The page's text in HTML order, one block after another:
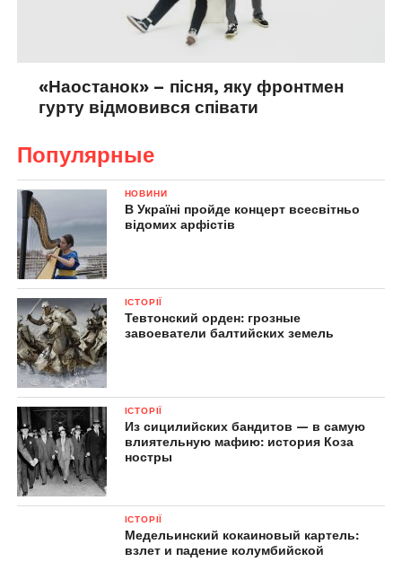
«Наостанок» – пісня, яку фронтмен
гурту відмовився співати
Популярные
НОВИНИ
В Україні пройде концерт всесвітньо
відомих арфістів
ІСТОРІЇ
Тевтонский орден: грозные
завоеватели балтийских земель
ІСТОРІЇ
Из сицилийских бандитов — в самую
влиятельную мафию: история Коза
ностры
ІСТОРІЇ
Медельинский кокаиновый картель:
взлет и падение колумбийской